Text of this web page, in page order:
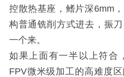
控散热基座，鳍片深6mm
构普通铣削方式进去，振
一个来。
如果上面有一半以上符合
FPV微米级加工的高难度